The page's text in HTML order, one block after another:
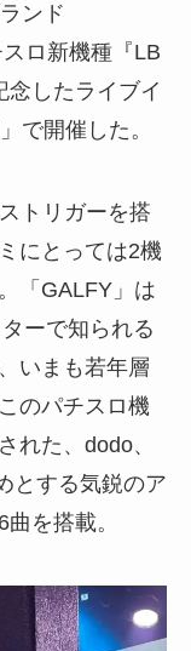
ンド
ロ新機種『LB
念したライブイ
で開催した。
トリガーを搭
にとっては2機
「GALFY」は
ーで知られる
いまも若年層
のパチスロ機
れた、dodo、
とする気鋭のア
を搭載。